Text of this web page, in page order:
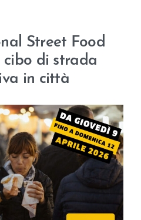
Street Food
cibo di strada
in città